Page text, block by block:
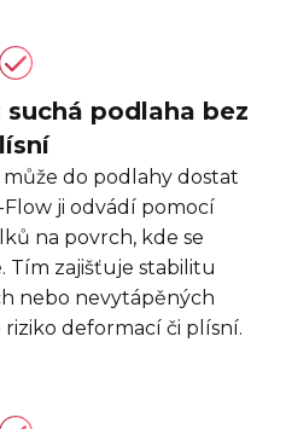
podlaha bez
může do podlahy dostat
ji odvádí pomocí
na povrch, kde se
Tím zajišťuje stabilitu
nebo nevytápěných
deformací či plísní.